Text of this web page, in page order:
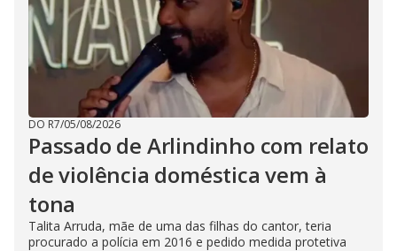
DO R7/05/08/2026
Passado de Arlindinho com relato
de violência doméstica vem à
tona
Talita Arruda, mãe de uma das filhas do cantor, teria
procurado a polícia em 2016 e pedido medida protetiva